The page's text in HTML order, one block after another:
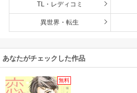
TL・レディコミ
異世界・転生
あなたがチェックした作品
無料